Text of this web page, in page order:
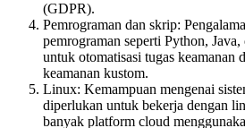
(GDPR).
Pemrograman dan skrip:
pemrograman seperti Python,
untuk otomatisasi tugas keamanan
keamanan kustom.
Linux: Kemampuan mengenai
diperlukan untuk bekerja dengan
banyak platform cloud